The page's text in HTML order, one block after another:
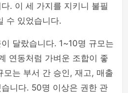
. 이 세 가지를 지키니 불필
수 있었습니다.
달랐습니다. 1~10명 규모는
연동처럼 가벼운 조합이 좋
는 부서 간 승인, 재고, 매출
니다. 50명 이상은 권한 관